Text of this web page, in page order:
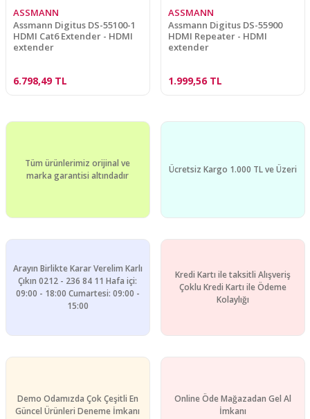
ASSMANN
Assmann Digitus DS-55100-1
HDMI Cat6 Extender - HDMI
extender
6.798,49 TL
ASSMANN
Assmann Digitus DS-55900
HDMI Repeater - HDMI
extender
1.999,56 TL
Tüm ürünlerimiz orijinal ve
marka garantisi altındadır
Ücretsiz Kargo 1.000 TL ve Üzeri
Arayın Birlikte Karar Verelim Karlı
Çıkın 0212 - 236 84 11 Hafa içi:
09:00 - 18:00 Cumartesi: 09:00 -
15:00
Kredi Kartı ile taksitli Alışveriş
Çoklu Kredi Kartı ile Ödeme
Kolaylığı
Demo Odamızda Çok Çeşitli En
Güncel Ürünleri Deneme İmkanı
Online Öde Mağazadan Gel Al
İmkanı